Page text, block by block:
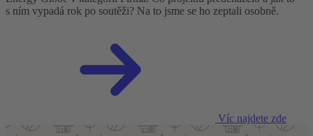
s ním vypadá rok po soutěži? Na to jsme se ho zeptali osobně.
Víc najdete zde